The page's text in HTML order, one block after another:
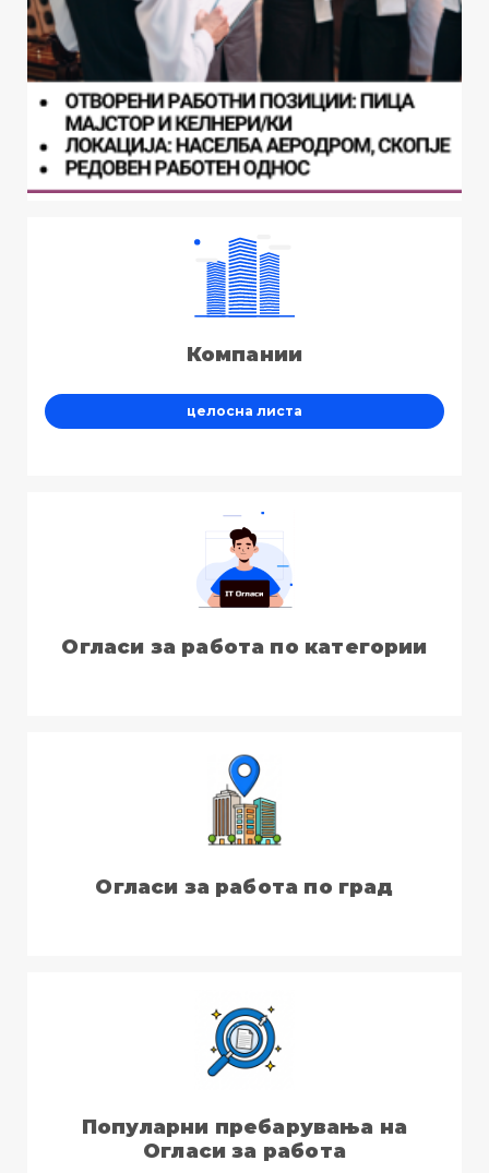
Компании
целосна листа
Огласи за работа по категории
Огласи за работа по град
Популарни пребарувања на
Огласи за работа